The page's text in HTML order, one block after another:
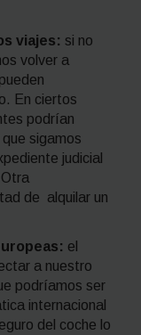
viajes: si no
volver a
En ciertos
podrían
sigamos
judicial
de alquilar un
el
a nuestro
podríamos ser
internacional
del coche lo